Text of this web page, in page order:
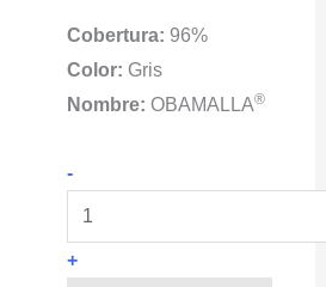
Cobertura: 96%
Color: Gris
Nombre: OBAMALLA®
-Malla
Sombra
para
Exteriores
+